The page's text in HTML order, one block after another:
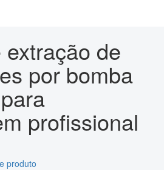
de
por bomba
profissional
produto